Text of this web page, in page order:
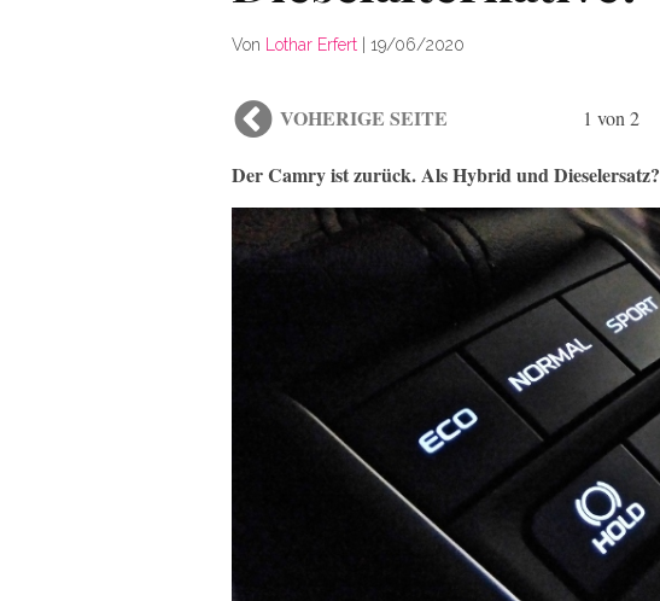
Von Lothar Erfert 19/06/2020
VOHERIGE SEITE 1 von 2
Der Camry ist zurück. Als Hybrid und Dieselersatz?